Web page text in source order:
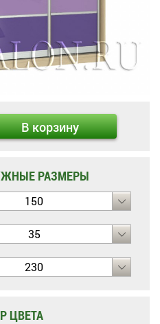
В корзину
РАЗМЕРЫ
150
35
230
ЦВЕТА